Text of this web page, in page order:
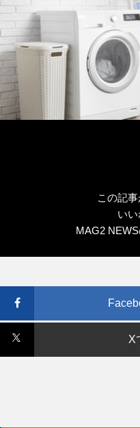
この記
いい
MAG2
X